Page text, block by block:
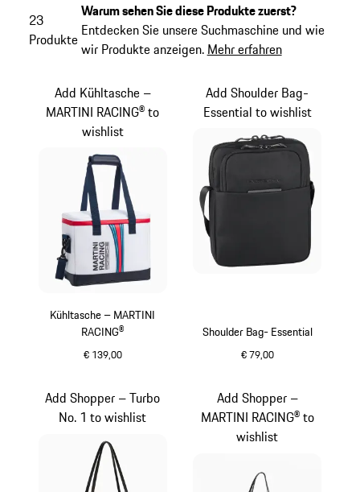
23
Produkte
Warum sehen Sie diese Produkte zuerst?
Entdecken Sie unsere Suchmaschine und wie
wir Produkte anzeigen. Mehr erfahren
Kühltasche – MARTINI
RACING®
€ 139,00
Add Kühltasche –
MARTINI RACING® to
wishlist
Shoulder Bag- Essential
€ 79,00
Add Shoulder Bag-
Essential to wishlist
Add Shopper – Turbo
No. 1 to wishlist
Add Shopper –
MARTINI RACING® to
wishlist